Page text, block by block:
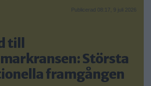
Publicerad 08:17, 9 juli 2026
till
Största
framgången